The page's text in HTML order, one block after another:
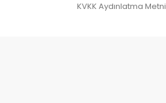
KVKK Aydınlatma Metni